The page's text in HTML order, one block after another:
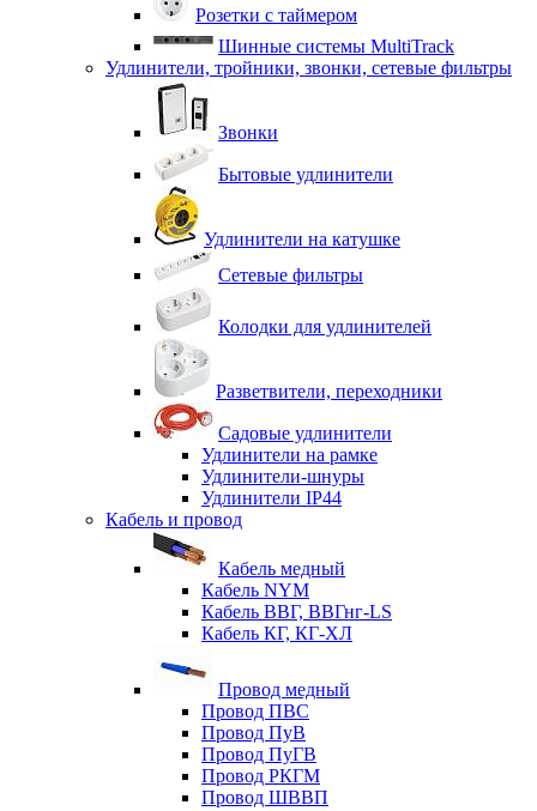
Розетки с таймером
Шинные системы MultiTrack
Удлинители, тройники, звонки, сетевые фильтры
Звонки
Бытовые удлинители
Удлинители на катушке
Сетевые фильтры
Колодки для удлинителей
Разветвители, переходники
Садовые удлинители
Удлинители на рамке
Удлинители-шнуры
Удлинители IP44
Кабель и провод
Кабель медный
Кабель NYM
Кабель ВВГ, ВВГнг-LS
Кабель КГ, КГ-ХЛ
Провод медный
Провод ПВС
Провод ПуВ
Провод ПуГВ
Провод РКГМ
Провод ШВВП